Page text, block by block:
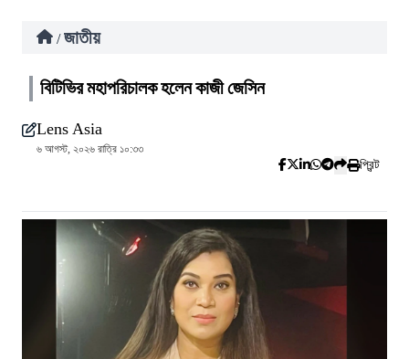
/ জাতীয়
বিটিভির মহাপরিচালক হলেন কাজী জেসিন
Lens Asia
৬ আগস্ট, ২০২৬ রাত্রি ১০:৩৩
প্রিন্ট